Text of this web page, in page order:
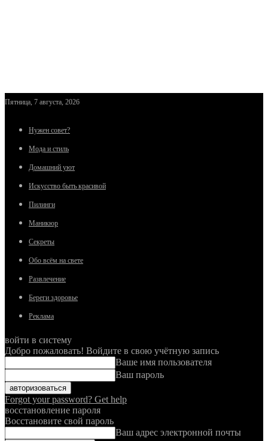
Пятница, 7 августа, 2026
Нужен совет?
Мода и стиль
Домашний уют
Искусство быть красивой
Пилинги
Маникюр
Секреты
Обо всём на свете
Развлечение
Береги здоровье
Реклама
войти в систему
Добро пожаловать! Войдите в свою учётную запись
Ваше имя пользователя
Ваш пароль
Forgot your password? Get help
восстановление пароля
Восстановите свой пароль
Ваш адрес электронной почты